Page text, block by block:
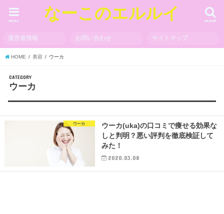
なーこのエルルイ search
menu
運営者情報 お問い合わせ サイトマップ
HOME 美容 ウーカ
CATEGORY
ウーカ
ウーカ
ウーカ(uka)の口コミで痩せる効果な
しと判明？悪い評判を徹底検証して
みた！
2020.03.08